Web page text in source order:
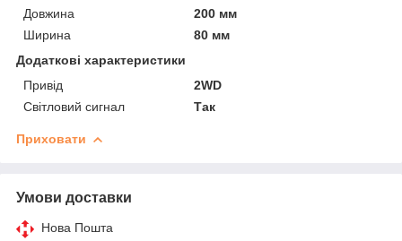
Довжина
200 мм
Ширина
80 мм
Додаткові характеристики
Привід
2WD
Світловий сигнал
Так
Приховати
Умови доставки
Нова Пошта